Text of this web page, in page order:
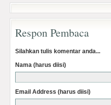
Respon Pembaca
Silahkan tulis komentar anda...
Nama (harus diisi)
Email Address (harus diisi)